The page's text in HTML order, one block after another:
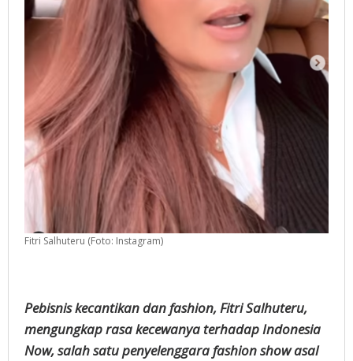
Fitri Salhuteru (Foto: Instagram)
Pebisnis kecantikan dan fashion, Fitri Salhuteru,
mengungkap rasa kecewanya terhadap Indonesia
Now, salahsatu penyelenggara fashion show asal